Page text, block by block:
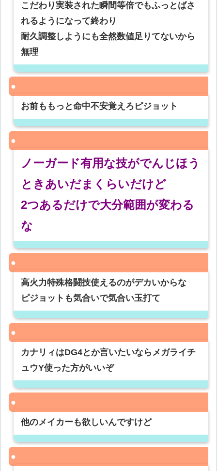
こだわり実装された瞬間等倍でもふっとばさ
れるようになって終わり
耐久調整しようにも全然数値足りてないから
無理
お前ももっと命中不安覚えろピジョット
ノーガード有用な技がでんじほう
ときあいだまくらいだけど
2つあるだけで大分範囲が変わる
な
高火力特殊格闘技使えるのがデカいからな
ピジョットも気合いで気合い玉打て
カナリィはDG4とか言いたいならメガライチ
ュウY使った方がいいぞ
他のメイカーも欲しいんですけど